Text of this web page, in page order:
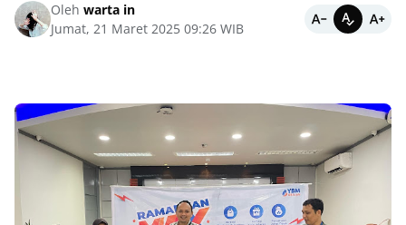
Oleh warta in
Jumat, 21 Maret 2025 09:26 WIB